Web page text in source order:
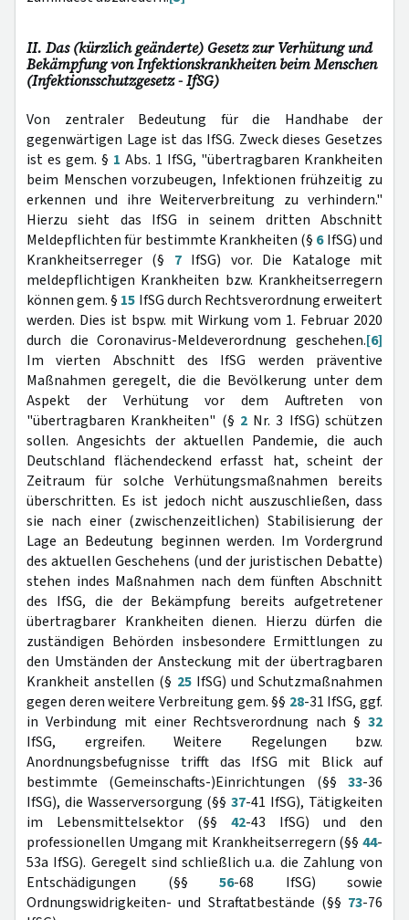
II. Das (kürzlich geänderte) Gesetz zur Verhütung und
Bekämpfung von Infektionskrankheiten beim Menschen
(Infektionsschutzgesetz - IfSG)
Von zentraler Bedeutung für die Handhabe der
gegenwärtigen Lage ist das IfSG. Zweck dieses Gesetzes
ist es gem. § 1 Abs. 1 IfSG, "übertragbaren Krankheiten
beim Menschen vorzubeugen, Infektionen frühzeitig zu
erkennen und ihre Weiterverbreitung zu verhindern."
Hierzu sieht das IfSG in seinem dritten Abschnitt
Meldepflichten für bestimmte Krankheiten (§ 6IfSG) und
Krankheitserreger (§ 7IfSG) vor. Die Kataloge mit
meldepflichtigen Krankheiten bzw. Krankheitserregern
können gem. § 15 IfSG durch Rechtsverordnung erweitert
werden. Dies ist bspw. mit Wirkung vom 1. Februar 2020
durch die Coronavirus-Meldeverordnung geschehen.[6]
Im vierten Abschnitt des IfSG werden präventive
Maßnahmen geregelt, die die Bevölkerung unter dem
Aspekt der Verhütung vor dem Auftreten von
"übertragbaren Krankheiten" (§ 2Nr. 3 IfSG) schützen
sollen. Angesichts der aktuellen Pandemie, die auch
Deutschland flächendeckend erfasst hat, scheint der
Zeitraum für solche Verhütungsmaßnahmen bereits
überschritten. Es ist jedoch nicht auszuschließen, dass
sie nach einer (zwischenzeitlichen) Stabilisierung der
Lage an Bedeutung beginnen werden. Im Vordergrund
des aktuellen Geschehens (und der juristischen Debatte)
stehen indes Maßnahmen nach dem fünften Abschnitt
des IfSG, die der Bekämpfung bereits aufgetretener
übertragbarer Krankheiten dienen. Hierzu dürfen die
zuständigen Behörden insbesondere Ermittlungen zu
den Umständen der Ansteckung mit der übertragbaren
Krankheit anstellen (§ 25IfSG) und Schutzmaßnahmen
gegen deren weitere Verbreitung gem. §§ 28-31 IfSG, ggf.
in Verbindung mit einer Rechtsverordnung nach § 32
IfSG, ergreifen. Weitere Regelungen bzw.
Anordnungsbefugnisse trifft das IfSG mit Blick auf
bestimmte (Gemeinschafts-)Einrichtungen (§§ 33-36
IfSG), die Wasserversorgung (§§37-41 IfSG), Tätigkeiten
im Lebensmittelsektor (§§ 42-43 IfSG) und den
professionellen Umgang mit Krankheitserregern (§§ 44-
53a IfSG). Geregelt sind schließlich u.a. die Zahlung von
Entschädigungen (§§ 56-68 IfSG) sowie
Ordnungswidrigkeiten- und Straftatbestände (§§ 73-76